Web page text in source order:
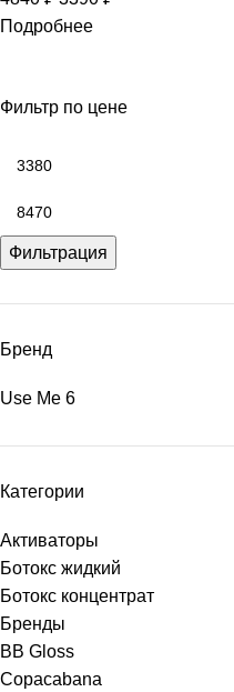
Фильтр по цене
Фильтрация
Бренд
Use Me 6
Категории
Активаторы
Ботокс жидкий
Ботокс концентрат
Бренды
BB Gloss
Copacabana
Подробнее